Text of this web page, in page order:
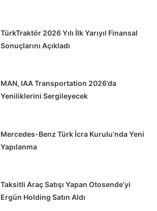
TürkTraktör 2026 Yılı İlk Yarıyıl Finansal
Sonuçlarını Açıkladı
MAN, IAA Transportation 2026’da
Yeniliklerini Sergileyecek
Mercedes-Benz Türk İcra Kurulu’nda Yeni
Yapılanma
Taksitli Araç Satışı Yapan Otosende’yi
Ergün Holding Satın Aldı